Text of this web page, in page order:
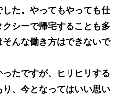
た。やってもやっても仕
シーで帰宅することも多
んな働き方はできないで
ったですが、ヒリヒリする
り、今となってはいい思い